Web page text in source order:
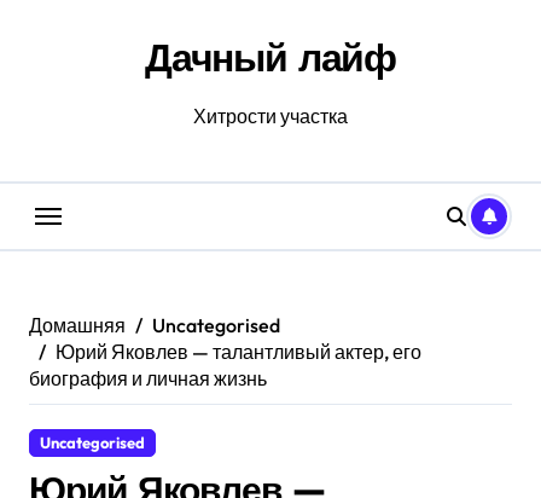
Дачный лайф
Хитрости участка
Домашняя
Uncategorised
Юрий Яковлев — талантливый актер, его
биография и личная жизнь
Uncategorised